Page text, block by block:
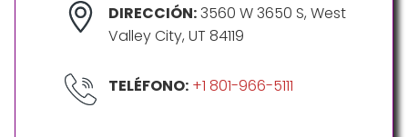
DIRECCIÓN:3560 W 3650 S, West
Valley City, UT 84119
TELÉFONO: +1 801-966-5111